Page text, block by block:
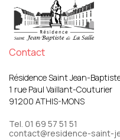
La
Les
Contact
Résidence Saint Jean-
1 rue Paul Vaillant-Couturier
91200 ATHIS-MONS
Tel. 01 69 57 51 51
contact@residence-saint-